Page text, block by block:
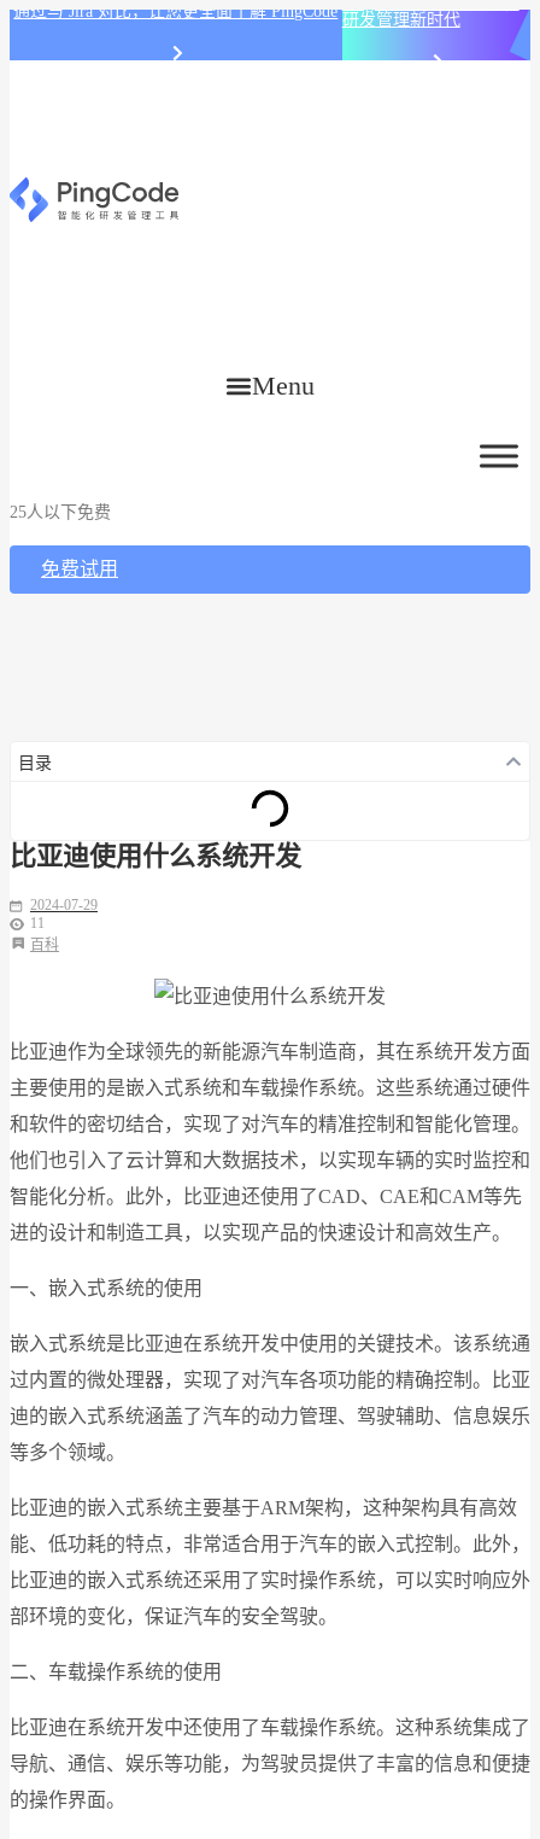
通过与 Jira 对比，让您更全面了解 PingCode 研发管理新时代
Menu
25人以下免费
免费试用
目录
比亚迪使用什么系统开发
2024-07-29
11
百科
比亚迪作为全球领先的新能源汽车制造商，其在系统开发方面
主要使用的是嵌入式系统和车载操作系统。这些系统通过硬件
和软件的密切结合，实现了对汽车的精准控制和智能化管理。
他们也引入了云计算和大数据技术，以实现车辆的实时监控和
智能化分析。此外，比亚迪还使用了CAD、CAE和CAM等先
进的设计和制造工具，以实现产品的快速设计和高效生产。
一、嵌入式系统的使用
嵌入式系统是比亚迪在系统开发中使用的关键技术。该系统通
过内置的微处理器，实现了对汽车各项功能的精确控制。比亚
迪的嵌入式系统涵盖了汽车的动力管理、驾驶辅助、信息娱乐
等多个领域。
比亚迪的嵌入式系统主要基于ARM架构，这种架构具有高效
能、低功耗的特点，非常适合用于汽车的嵌入式控制。此外，
比亚迪的嵌入式系统还采用了实时操作系统，可以实时响应外
部环境的变化，保证汽车的安全驾驶。
二、车载操作系统的使用
比亚迪在系统开发中还使用了车载操作系统。这种系统集成了
导航、通信、娱乐等功能，为驾驶员提供了丰富的信息和便捷
的操作界面。